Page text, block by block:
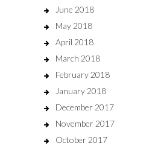
June 2018
May 2018
April 2018
March 2018
February 2018
January 2018
December 2017
November 2017
October 2017